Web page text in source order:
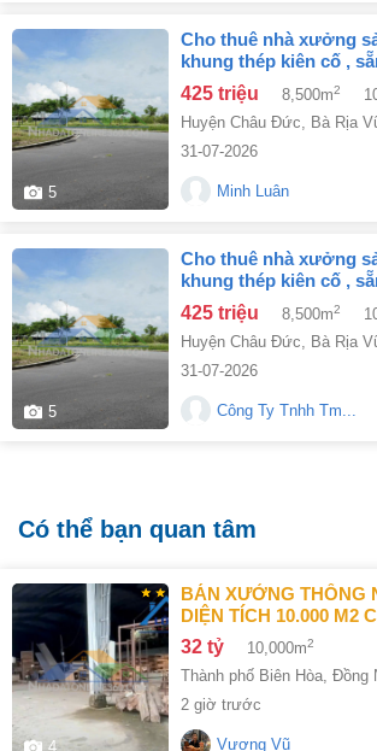
5
cho thuê nhà xưởng sản xuất cnc,
khung thép kiên cố ,
hành sx liền
425 triệu 8,500m2
Huyện Châu Đức, Bà Rịa
31-07-2026
Minh Luân
5
cho thuê nhà xưởng sản xuất cnc,
khung thép kiên cố ,
hành sx liền
425 triệu 8,500m2
Huyện Châu Đức, Bà Rịa
31-07-2026
Công Ty Tnhh Tm...
Có thể bạn quan tâm
4
BÁN XƯỞNG THỐNG NHẤT DẦU GIÂY
DIỆN TÍCH 10.000 M2
32 tỷ 10,000m2
Thành phố Biên Hòa Đồng
2 giờ trước
Vương Vũ